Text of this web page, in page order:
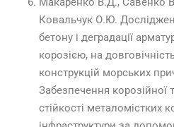
Ковальчук О.Ю.
бетону і деградації
корозією, на
конструкцій морських
Забезпечення корозійної
стійкості металомістких